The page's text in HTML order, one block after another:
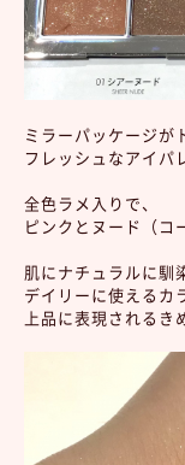
ミラーパッケージが
フレッシュなアイパ
全色ラメ入りで、
ピンクとヌード（コ
肌にナチュラルに馴
デイリーに使えるカ
上品に表現される